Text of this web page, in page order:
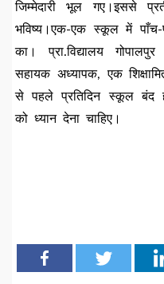
जिम्मेदारी भूल गए।इससे
भविष्य।एक-एक स्कूल में
का। प्रा.विद्यालय
सहायक अध्यापक, एक
से पहले प्रतिदिन स्कूल बंद
को ध्यान देना चाहिए।